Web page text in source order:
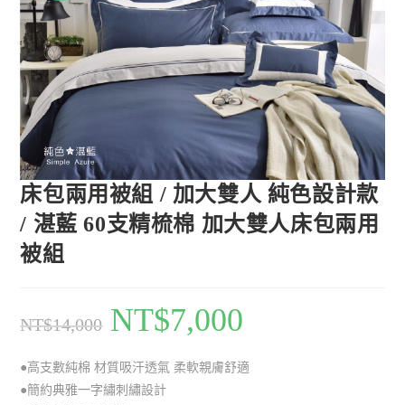
床包兩用被組 / 加大雙人 純色設計款
/ 湛藍 60支精梳棉 加大雙人床包兩用
被組
NT$14,000 NT$7,000
●高支數純棉 材質吸汗透氣 柔軟親膚舒適
●簡約典雅一字繡刺繡設計